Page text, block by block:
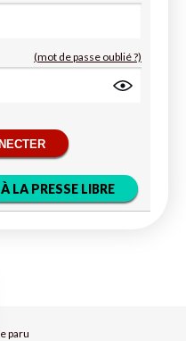
paru
(mot de passe oublié ?)
LA PRESSE LIBRE